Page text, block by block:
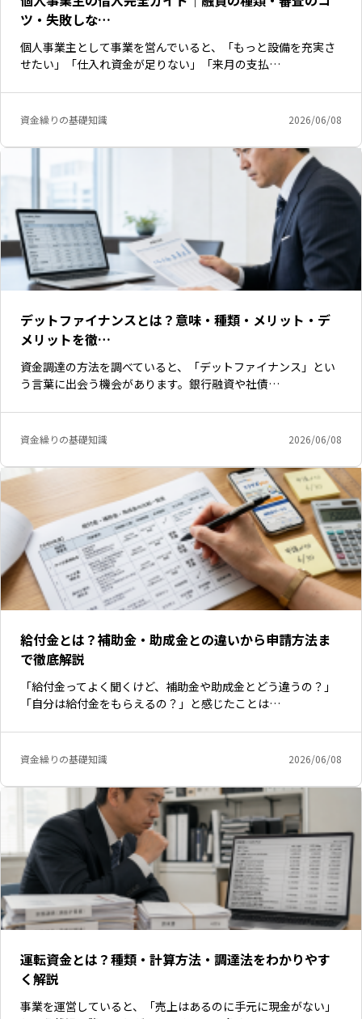
ツ・失敗しな…
個人事業主として事業を営んでいると、「もっと設備を充実さ
せたい」「仕入れ資金が足りない」「来月の支払…
資金繰りの基礎知識 2026/06/08
デットファイナンスとは？意味・種類・メリット・デ
メリットを徹…
資金調達の方法を調べていると、「デットファイナンス」とい
う言葉に出会う機会があります。銀行融資や社債…
資金繰りの基礎知識 2026/06/08
給付金とは？補助金・助成金との違いから申請方法ま
で徹底解説
「給付金ってよく聞くけど、補助金や助成金とどう違うの？」
「自分は給付金をもらえるの？」と感じたことは…
資金繰りの基礎知識 2026/06/08
運転資金とは？種類・計算方法・調達法をわかりやす
く解説
事業を運営していると、「売上はあるのに手元に現金がない」